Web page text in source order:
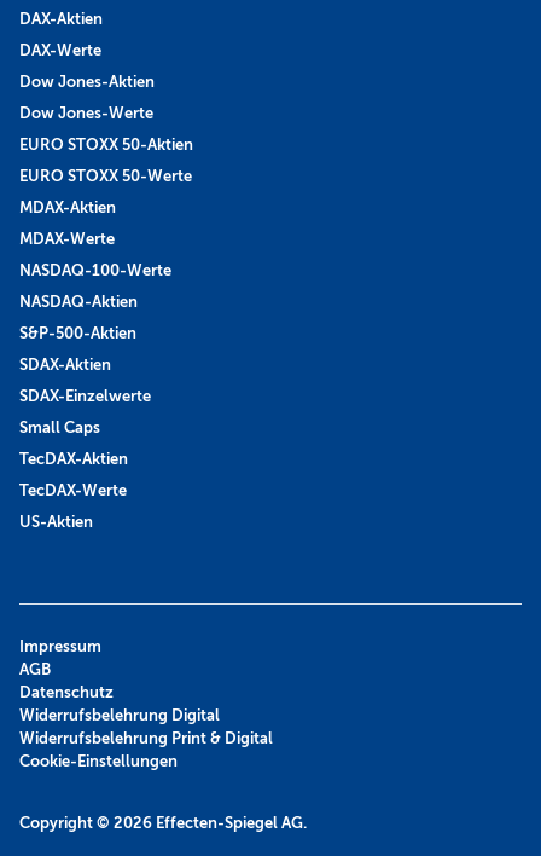
DAX-Aktien
DAX-Werte
Dow Jones-Aktien
Dow Jones-Werte
EURO STOXX 50-Aktien
EURO STOXX 50-Werte
MDAX-Aktien
MDAX-Werte
NASDAQ-100-Werte
NASDAQ-Aktien
S&P-500-Aktien
SDAX-Aktien
SDAX-Einzelwerte
Small Caps
TecDAX-Aktien
TecDAX-Werte
US-Aktien
Copyright © 2026 Effecten-Spiegel AG.
Impressum
AGB
Datenschutz
Widerrufsbelehrung Digital
Widerrufsbelehrung Print & Digital
Cookie-Einstellungen